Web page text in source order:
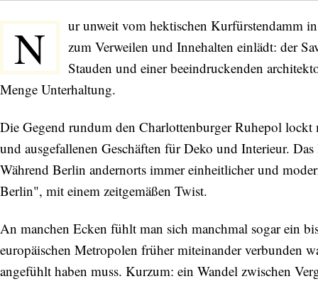
N
ur unweit vom hektischen Kurfürstendamm
zum Verweilen und Innehalten einlädt: der
Stauden und einer beeindruckenden
Menge Unterhaltung.
Die Gegend rundum den Charlottenburger Ruhepol
und ausgefallenen Geschäften für Deko und Interieur.
Während Berlin andernorts immer einheitlicher und
Berlin", mit einem zeitgemäßen Twist.
An manchen Ecken fühlt man sich manchmal sogar ein
europäischen Metropolen früher miteinander verbunden
angefühlt haben muss. Kurzum: ein Wandel zwischen